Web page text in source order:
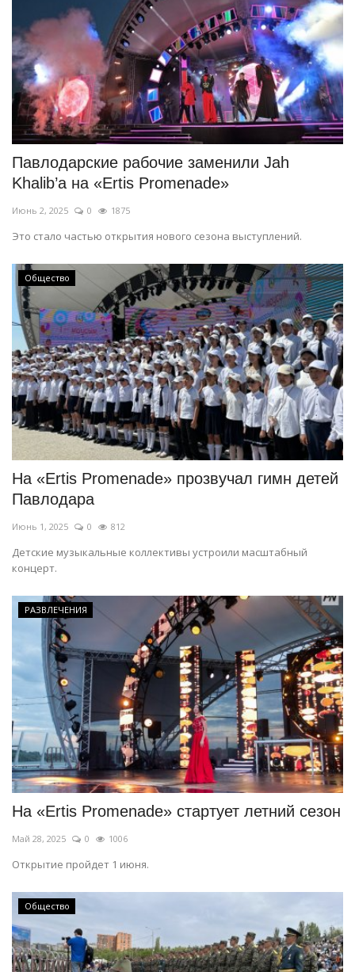
Павлодарские рабочие заменили Jah
Khalib’а на «Ertis Promenade»
Июнь 2, 2025 0 1875
Это стало частью открытия нового сезона выступлений.
Общество
На «Ertis Promenade» прозвучал гимн детей
Павлодара
Июнь 1, 2025 0 812
Детские музыкальные коллективы устроили масштабный
концерт.
РАЗВЛЕЧЕНИЯ
На «Ertis Promenade» стартует летний сезон
Май 28, 2025 0 1006
Открытие пройдет 1 июня.
Общество